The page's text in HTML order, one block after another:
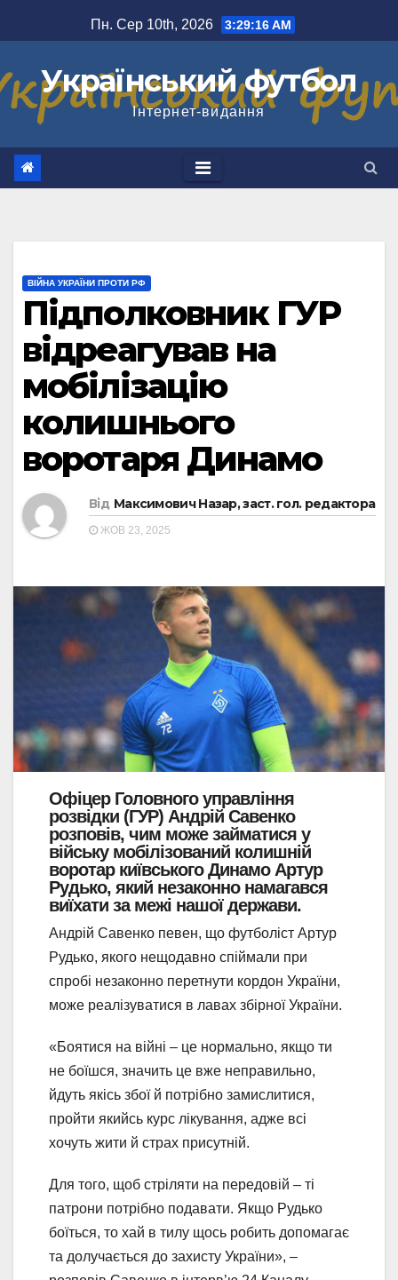
до
Пн. Сер 10th, 2026 3:29:16 AM
Український футбол
Інтернет-видання
ВІЙНА УКРАЇНИ ПРОТИ РФ
Підполковник ГУР
відреагував на
мобілізацію
колишнього
воротаря Динамо
Від Максимович Назар, заст. гол. редактора
ЖОВ 23, 2025
Офіцер Головного управління
розвідки (ГУР) Андрій Савенко
розповів, чим може займатися у
війську мобілізований колишній
воротар київського Динамо Артур
Рудько, який незаконно намагався
виїхати за межі нашої держави.
Андрій Савенко певен, що футболіст Артур
Рудько, якого нещодавно спіймали при
спробі незаконно перетнути кордон України,
може реалізуватися в лавах збірної України.
«Боятися на війні – це нормально, якщо ти
не боїшся, значить це вже неправильно,
йдуть якісь збої й потрібно замислитися,
пройти якийсь курс лікування, адже всі
хочуть жити й страх присутній.
Для того, щоб стріляти на передовій – ті
патрони потрібно подавати. Якщо Рудько
боїться, то хай в тилу щось робить допомагає
та долучається до захисту України», –